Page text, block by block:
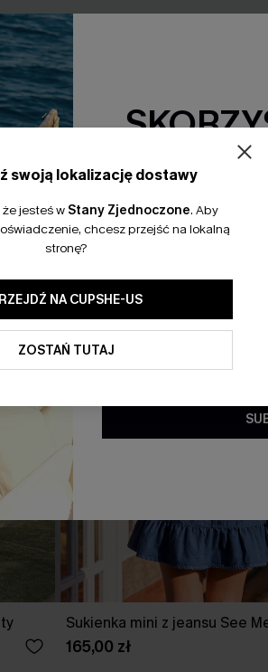
Sprawdź to w paski
140,00 zł
NOWY
Sukienka mini z jeansu See
165,00 zł
swoją lokalizację dostawy
jesteś w Stany Zjednoczone. Aby
chcesz przejść na lokalną
stronę?
NA CUPSHE-US
ZOSTAŃ TUTAJ
15% Zniżki
*Jeden kod na
Klikając ten przycisk,
ofert promocyjnych i
elektronicznej. Akceptujesz
.